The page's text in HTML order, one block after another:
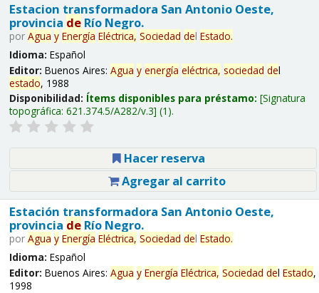
Estacion transformadora San Antonio Oeste,
provincia deRío Negro.
por Agua y Energía Eléctrica, Sociedad del Estado.
Idioma: Español
Editor: Buenos Aires: Agua y energía eléctrica, sociedad del
estado, 1988
Disponibilidad: Ítems disponibles para préstamo: Signatura
topográfica: 621.374.5/A282/v.3 (1).
Hacer reserva
Agregar al carrito
Estación transformadora San Antonio Oeste,
provincia deRío Negro.
por Agua y Energía Eléctrica, Sociedad del Estado.
Idioma: Español
Editor: Buenos Aires: Agua y Energía Eléctrica, Sociedad del Estado,
1998